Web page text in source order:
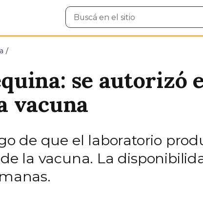
Buscar
en
se autorizó
vacuna
de que el laboratorio
la vacuna. La